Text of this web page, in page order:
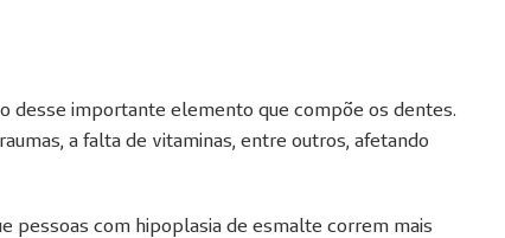
desse importante elemento que compõe os dentes.
a falta de vitaminas, entre outros, afetando
pessoas com hipoplasia de esmalte correm mais